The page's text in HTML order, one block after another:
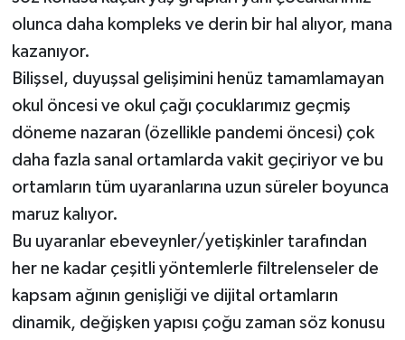
olunca daha kompleks ve derin bir hal alıyor, mana
kazanıyor.
Bilişsel, duyuşsal gelişimini henüz tamamlamayan
okul öncesi ve okul çağı çocuklarımız geçmiş
döneme nazaran (özellikle pandemi öncesi) çok
daha fazla sanal ortamlarda vakit geçiriyor ve bu
ortamların tüm uyaranlarına uzun süreler boyunca
maruz kalıyor.
Bu uyaranlar ebeveynler/yetişkinler tarafından
her ne kadar çeşitli yöntemlerle filtrelenseler de
kapsam ağının genişliği ve dijital ortamların
dinamik, değişken yapısı çoğu zaman söz konusu